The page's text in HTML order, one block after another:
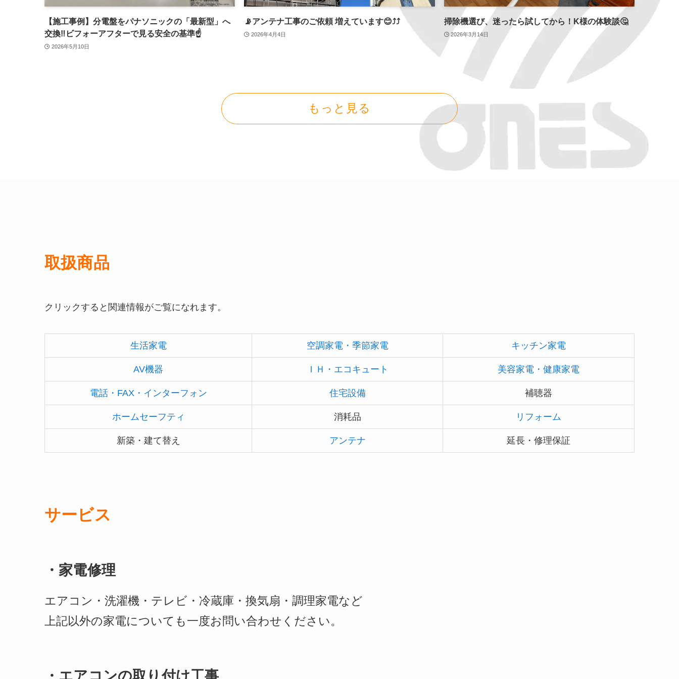
【施工事例】分電盤をパナソニックの「最新型」へ
交換‼️ビフォーアフターで見る安全の基準☝️
2026年5月10日
📡アンテナ工事のご依頼 増えています😊⤴️⤴️
2026年4月4日
掃除機選び、迷ったら試してから！K様の体験談🤔
2026年3月14日
もっと見る
取扱商品
クリックすると関連情報がご覧になれます。
生活家電 空調家電・季節家電 キッチン家電
AV機器 ＩＨ・エコキュート 美容家電・健康家電
電話・FAX・インターフォン 住宅設備 補聴器
ホームセーフティ 消耗品 リフォーム
新築・建て替え アンテナ 延長・修理保証
サービス
・家電修理
エアコン・洗濯機・テレビ・冷蔵庫・換気扇・調理家電など
上記以外の家電についても一度お問い合わせください。
・エアコンの取り付け工事